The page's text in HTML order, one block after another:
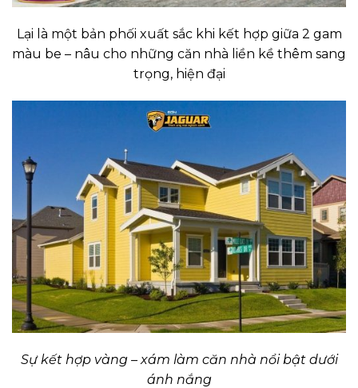
Lại là một bản phối xuất sắc khi kết hợp giữa 2 gam
màu be – nâu cho những căn nhà liền kề thêm sang
trọng, hiện đại
Sự kết hợp vàng – xám làm căn nhà nổi bật dưới
ánh nắng